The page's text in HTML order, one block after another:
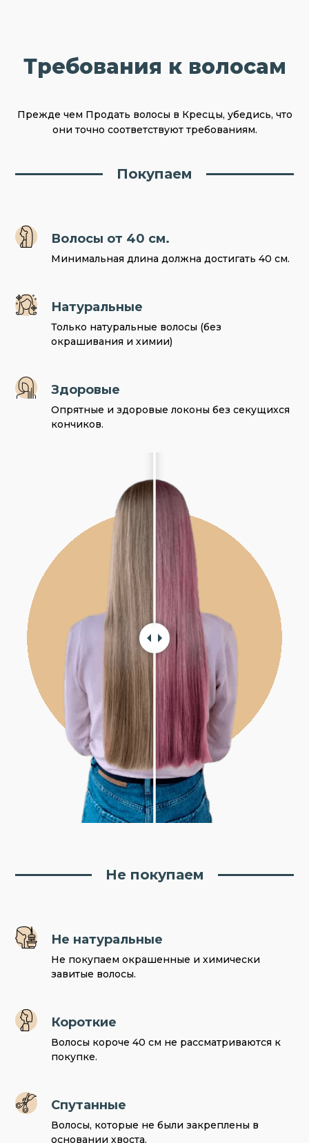
Требования к волосам
Прежде чем Продать волосы в Кресцы, убедись, что
они точно соответствуют требованиям.
Покупаем
Волосы от 40 см.
Минимальная длина должна достигать 40 см.
Натуральные
Только натуральные волосы (без
окрашивания и химии)
Здоровые
Опрятные и здоровые локоны без секущихся
кончиков.
Не покупаем
Не натуральные
Не покупаем окрашенные и химически
завитые волосы.
Короткие
Волосы короче 40 см не рассматриваются к
покупке.
Спутанные
Волосы, которые не были закреплены в
основании хвоста.